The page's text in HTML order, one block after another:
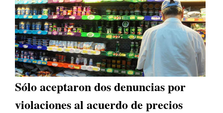
Sólo aceptaron dos denuncias por
violaciones al acuerdo de precios